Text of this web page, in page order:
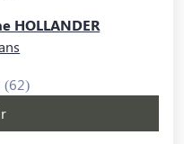
HOLLANDER
(62)